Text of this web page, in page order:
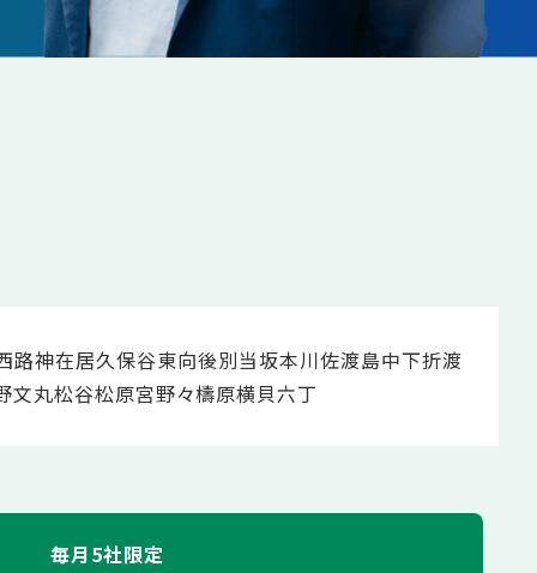
路神在居久保谷東向後別当坂本川佐渡島中下折渡
文丸松谷松原宮野々檮原横貝六丁
毎月5社限定